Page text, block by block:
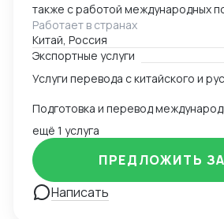
также с работой международных
вести переговоры с зарубежными
заключать контракты, а также
связанные с логистикой и
предоставить консультации по
Работает в странах
Китай, Россия
Экспортные услуги
ещё 1 услуга
Написать
ПРЕДЛОЖИТЬ